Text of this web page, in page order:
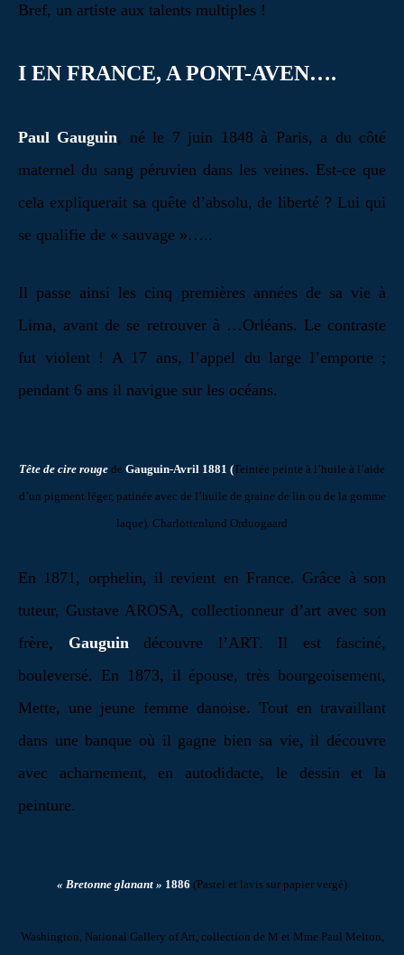
Bref, un artiste aux talents multiples !
I EN FRANCE, A PONT-AVEN….
Paul Gauguin, né le 7 juin 1848 à Paris, a du côté
maternel du sang péruvien dans les veines. Est-ce que
cela expliquerait sa quête d’absolu, de liberté ? Lui qui
se qualifie de « sauvage »…..
Il passe ainsi les cinq premières années de sa vie à
Lima, avant de se retrouver à …Orléans. Le contraste
fut violent ! A 17 ans, l’appel du large l’emporte ;
pendant 6 ans il navigue sur les océans.
Tête de cire rouge de Gauguin-Avril 1881 (Teintée peinte à l’huile à l’aide
d’un pigment léger, patinée avec de l’huile de graine de lin ou de la gomme
laque). Charlottenlund Orduogaard
En 1871, orphelin, il revient en France. Grâce à son
tuteur, Gustave AROSA, collectionneur d’art avec son
frère, Gauguin découvre l’ART. Il est fasciné,
bouleversé. En 1873, il épouse, très bourgeoisement,
Mette, une jeune femme danoise. Tout en travaillant
dans une banque où il gagne bien sa vie, il découvre
avec acharnement, en autodidacte, le dessin et la
peinture.
« Bretonne glanant » 1886 (Pastel et lavis sur papier vergé)
Washington, National Gallery of Art, collection de M et Mme Paul Melton,